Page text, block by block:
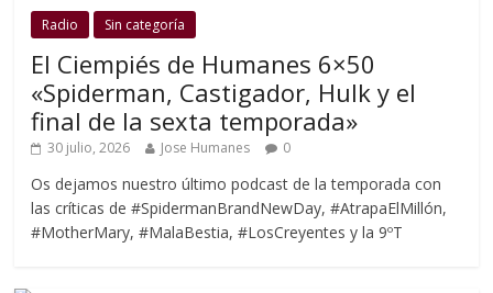
Radio Sin categoría
El Ciempiés de Humanes 6×50
«Spiderman, Castigador, Hulk y el
final de la sexta temporada»
30 julio, 2026 Jose Humanes 0
Os dejamos nuestro último podcast de la temporada con
las críticas de #SpidermanBrandNewDay, #AtrapaElMillón,
#MotherMary, #MalaBestia, #LosCreyentes y la 9ºT